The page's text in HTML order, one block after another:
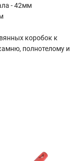
- 42мм
коробок к
полнотелому и